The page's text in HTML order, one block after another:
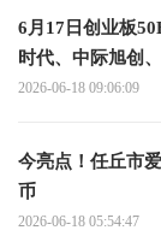
6月17日创业板
时代、中际旭创
2026-06-18 09:06:09
今亮点！任丘市
币
2026-06-18 05:54:47